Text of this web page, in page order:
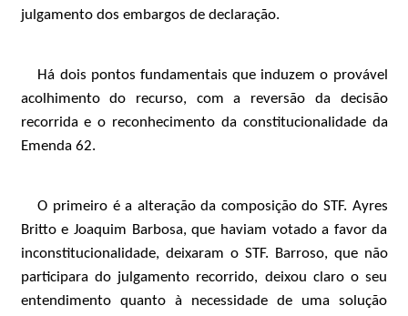
julgamento dos embargos de declaração.
Há dois pontos fundamentais que induzem o provável
acolhimento do recurso, com a reversão da decisão
recorrida e o reconhecimento da constitucionalidade da
Emenda 62.
O primeiro é a alteração da composição do STF. Ayres
Britto e Joaquim Barbosa, que haviam votado a favor da
inconstitucionalidade, deixaram o STF. Barroso, que não
participara do julgamento recorrido, deixou claro o seu
entendimento quanto à necessidade de uma solução